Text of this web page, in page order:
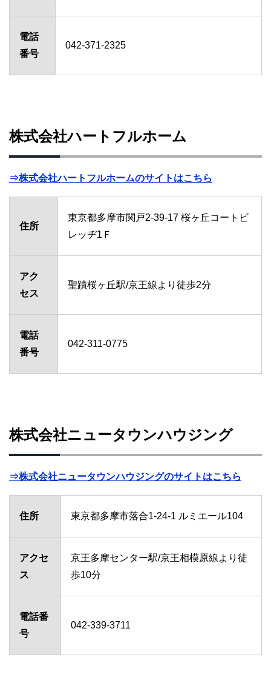
電話
番号
042-371-2325
株式会社ハートフルホーム
⇒株式会社ハートフルホームのサイトはこちら
住所
東京都多摩市関戸2-39-17 桜ヶ丘コートビ
レッヂ1Ｆ
アク
セス
聖蹟桜ヶ丘駅/京王線より徒歩2分
電話
番号
042-311-0775
株式会社ニュータウンハウジング
⇒株式会社ニュータウンハウジングのサイトはこちら
住所 東京都多摩市落合1-24-1 ルミエール104
アクセ
ス
京王多摩センター駅/京王相模原線より徒
歩10分
電話番
号
042-339-3711